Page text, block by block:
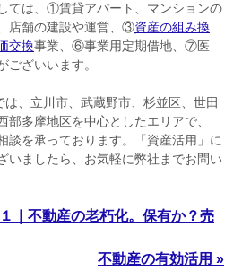
ては、①賃貸アパート、マンションの
店舗の建設や運営、③資産の組み換
交換事業、⑥事業用定期借地、⑦医
ございいます。
、立川市、武蔵野市、杉並区、世田
部多摩地区を中心としたエリアで、
談を承っております。「資産活用」に
いましたら、お気軽に弊社までお問い
｜不動産の老朽化。保有か？売
不動産の有効活用 »